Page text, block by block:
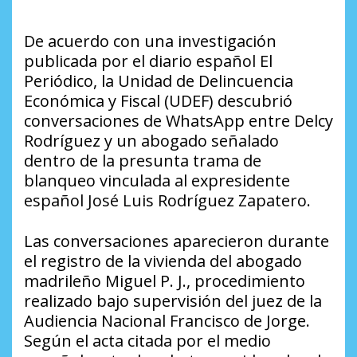
De acuerdo con una investigación
publicada por el diario español El
Periódico, la Unidad de Delincuencia
Económica y Fiscal (UDEF) descubrió
conversaciones de WhatsApp entre Delcy
Rodríguez y un abogado señalado
dentro de la presunta trama de
blanqueo vinculada al expresidente
español José Luis Rodríguez Zapatero.
Las conversaciones aparecieron durante
el registro de la vivienda del abogado
madrileño Miguel P. J., procedimiento
realizado bajo supervisión del juez de la
Audiencia Nacional Francisco de Jorge.
Según el acta citada por el medio